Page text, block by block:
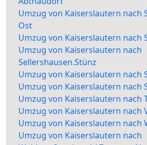
Umzug von Kaiserslautern nach
Ost
Umzug von Kaiserslautern nach
Umzug von Kaiserslautern nach
Sellershausen.Stünz
Umzug von Kaiserslautern nach
Umzug von Kaiserslautern nach
Umzug von Kaiserslautern nach
Umzug von Kaiserslautern nach
Umzug von Kaiserslautern nach
Umzug von Kaiserslautern nach